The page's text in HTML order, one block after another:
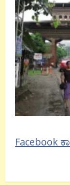
Facebook